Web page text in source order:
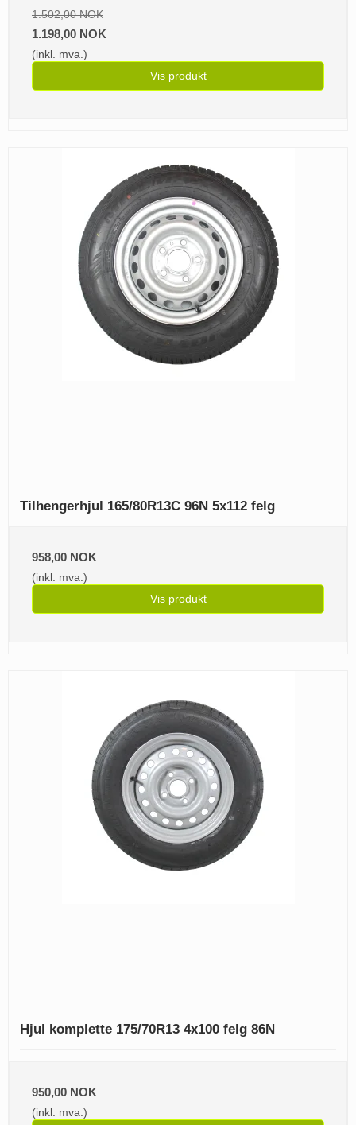
1.502,00 NOK
1.198,00 NOK
(inkl. mva.)
Vis produkt
Tilhengerhjul 165/80R13C 96N 5x112 felg
958,00 NOK
(inkl. mva.)
Vis produkt
Hjul komplette 175/70R13 4x100 felg 86N
950,00 NOK
(inkl. mva.)